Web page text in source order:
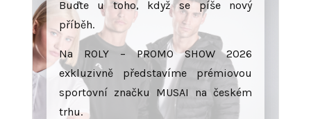
Buďte u toho, když se píše nový
příběh.
Na ROLY – PROMO SHOW 2026
exkluzivně představíme prémiovou
sportovní značku MUSAI na českém
trhu.